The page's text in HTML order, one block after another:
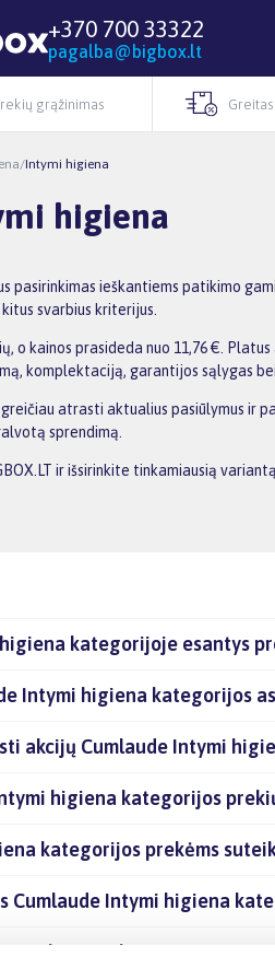
+370 700 33322
pagalba@bigbox.lt
grąžinimas
/Intymi higiena
higiena
pasirinkimas ieškantiems patikimo
svarbius kriterijus.
o kainos prasideda nuo 11,76 €.
komplektaciją, garantijos sąlygas
atrasti aktualius pasiūlymus ir
sprendimą.
ir išsirinkite tinkamiausią
kategorijoje esantys
Intymi higiena kategorijos
akcijų Cumlaude Intymi
higiena kategorijos
kategorijos prekėms
Cumlaude Intymi higiena
higiena kategorijoje